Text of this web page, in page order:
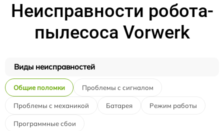
Неисправности робота-
пылесоса Vorwerk
Виды неисправностей
Общие поломки Проблемы с сигналом
Проблемы с механикой Батарея Режим работы
Программные сбои